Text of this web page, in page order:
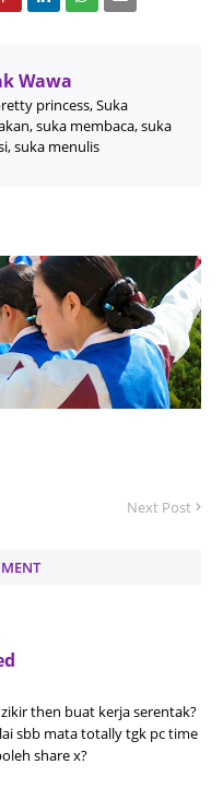
Wawa
princess, Suka
suka membaca, suka
suka menulis
Next Post
then buat kerja serentak?
sbb mata totally tgk pc time
share x?